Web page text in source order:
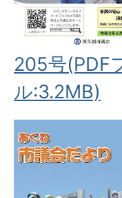
205号(PDF
ル:3.2MB)